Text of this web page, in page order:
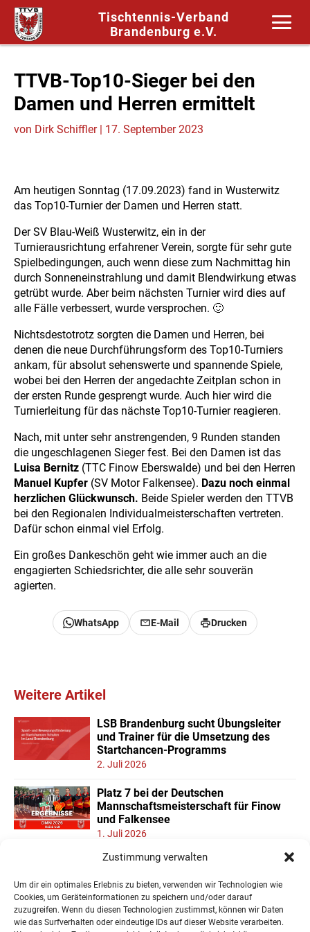
Zustimmung verwalten
Um dir ein optimales Erlebnis zu bieten, verwenden wir Technologien wie
Cookies, um Geräteinformationen zu speichern und/oder darauf
zuzugreifen. Wenn du diesen Technologien zustimmst, können wir Daten
wie das Surfverhalten oder eindeutige IDs auf dieser Website verarbeiten.
Tischtennis-Verband
Brandenburg e.V.
TTVB-Top10-Sieger bei den
Damen und Herren ermittelt
von Dirk Schiffler| 17. September 2023
Am heutigen Sonntag (17.09.2023) fand in Wusterwitz
das Top10-Turnier der Damen und Herren statt.
Der SV Blau-Weiß Wusterwitz, ein in der
Turnierausrichtung erfahrener Verein, sorgte für sehr gute
Spielbedingungen, auch wenn diese zum Nachmittag hin
durch Sonneneinstrahlung und damit Blendwirkung etwas
getrübt wurde. Aber beim nächsten Turnier wird dies auf
alle Fälle verbessert, wurde versprochen. 🙂
Nichtsdestotrotz sorgten die Damen und Herren, bei
denen die neue Durchführungsform des Top10-Turniers
ankam, für absolut sehenswerte und spannende Spiele,
wobei bei den Herren der angedachte Zeitplan schon in
der ersten Runde gesprengt wurde. Auch hier wird die
Turnierleitung für das nächste Top10-Turnier reagieren.
Nach, mit unter sehr anstrengenden, 9 Runden standen
die ungeschlagenen Sieger fest. Bei den Damen ist das
Luisa Bernitz (TTC Finow Eberswalde) und bei den Herren
Manuel Kupfer (SV Motor Falkensee). Dazu noch einmal
herzlichen Glückwunsch. Beide Spieler werden den TTVB
bei den Regionalen Individualmeisterschaften vertreten.
Dafür schon einmal viel Erfolg.
Ein großes Dankeschön geht wie immer auch an die
engagierten Schiedsrichter, die alle sehr souverän
agierten.
WhatsApp E-Mail Drucken
Weitere Artikel
LSB Brandenburg sucht Übungsleiter
und Trainer für die Umsetzung des
Startchancen-Programms
2. Juli 2026
Platz 7 bei der Deutschen
Mannschaftsmeisterschaft für Finow
und Falkensee
1. Juli 2026
Neuer Teilnehmerrekord und Finower
Landesmannschaftspokal U11/13
22. Juni 2026